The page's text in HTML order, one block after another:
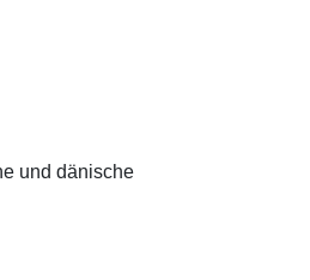
und dänische